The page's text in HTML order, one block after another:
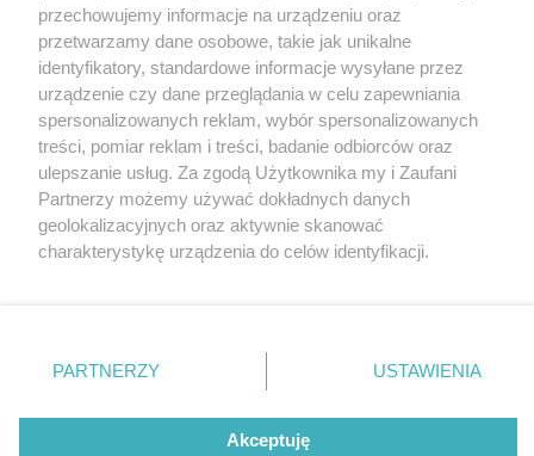
1 / 0
Nie zapomnij
zapoznać się z:
polityką prywatności
Twojemiasto
Piekary Śląskie
Chorzów
Tarnowskie Góry
Gliwice
Skontakuj sięz nami
Kontakt
Redakcja
Newsletter
przechowujemy informacje na urządzeniu oraz
przetwarzamy dane osobowe, takie jak unikalne
identyfikatory, standardowe informacje wysyłane przez
urządzenie czy dane przeglądania w celu zapewniania
spersonalizowanych reklam, wybór spersonalizowanych
treści, pomiar reklam i treści, badanie odbiorców oraz
ulepszanie usług. Za zgodą Użytkownika my i Zaufani
Partnerzy możemy używać dokładnych danych
geolokalizacyjnych oraz aktywnie skanować
charakterystykę urządzenia do celów identyfikacji.
zmienić/wycofać klikając przycisk ustawień prywatności
znajdujący się w lewym dolnym rogu strony
rodzaje przetwarzania danych nie wymagają zgody
użytkownika, ale masz prawo sprzeciwić się takiemu
PARTNERZY USTAWIENIA
Akceptuję